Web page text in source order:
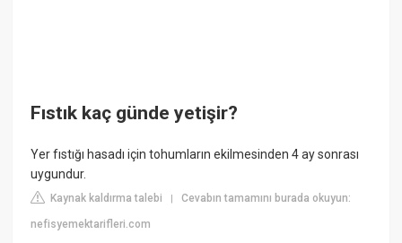
Fıstık kaç günde yetişir?
Yer fıstığı hasadı için tohumların ekilmesinden 4 ay sonrası
uygundur.
Kaynak kaldırma talebi |Cevabın tamamını burada okuyun:
nefisyemektarifleri.com